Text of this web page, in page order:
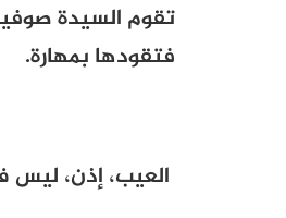
تقوم السيدة
فتقودها بمهارة.
العيب، إذن، ليس